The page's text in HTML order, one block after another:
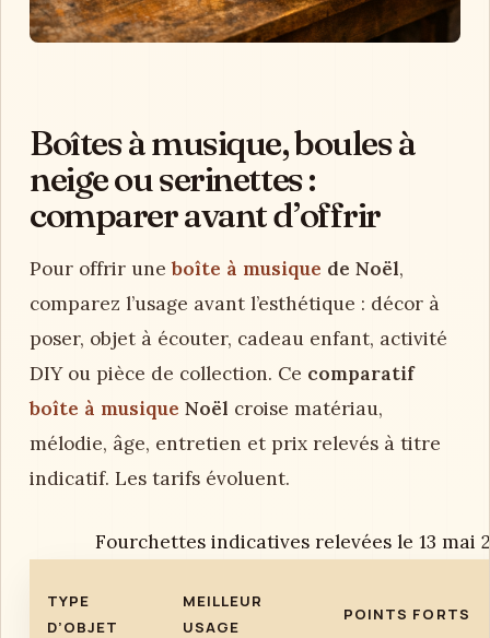
Boîtes à musique, boules à
neige ou serinettes :
comparer avant d’offrir
Pour offrir uneboîte à musique de Noël,
comparez l’usage avant l’esthétique : décor à
poser, objet à écouter, cadeau enfant, activité
DIY ou pièce de collection. Ce comparatif
boîte à musique Noël croise matériau,
mélodie, âge, entretien et prix relevés à titre
indicatif. Les tarifs évoluent.
Fourchettes indicatives relevées le 13
TYPE
D’OBJET
MEILLEUR
USAGE
POINTS FORTS